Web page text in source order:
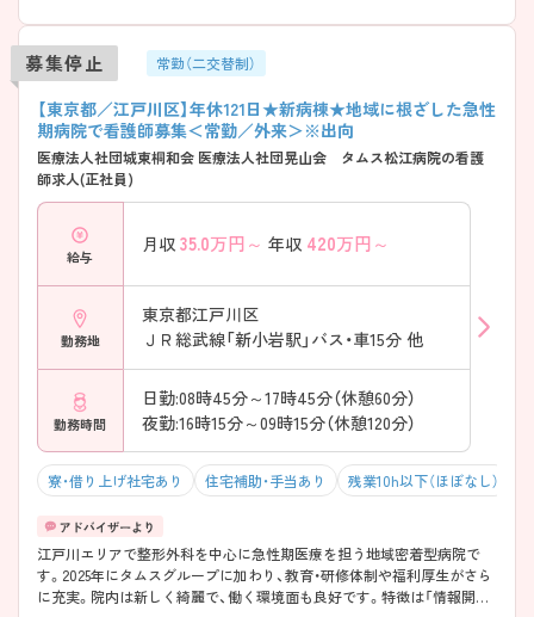
募集停止 常勤（二交替制）
【東京都／江戸川区】年休121日★新病棟★地域に根ざした急性
期病院で看護師募集＜常勤／外来＞※出向
医療法人社団城東桐和会 医療法人社団晃山会 タムス松江病院の看護
師求人(正社員)
給与
月収 35.0万円～ 年収 420万円～
勤務地
東京都江戸川区
ＪＲ総武線「新小岩駅」バス・車15分 他
勤務時間
日勤:08時45分～17時45分（休憩60分）
夜勤:16時15分～09時15分（休憩120分）
寮・借り上げ社宅あり 住宅補助・手当あり 残業10h以下（ほぼなし）
江戸川エリアで整形外科を中心に急性期医療を担う地域密着型病院で
す。2025年にタムスグループに加わり、教育・研修体制や福利厚生がさら
に充実。院内は新しく綺麗で、働く環境面も良好です。特徴は「情報開